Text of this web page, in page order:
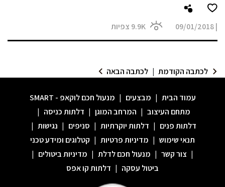
|
09/01/2018
9.9K צפיות
לכתבה הקודמת | לכתבה הבאה
עמוד הבית | מבצעים | מנעול חכם לוקאפ - SMART
מתחם העיצוב | המרחב המוגן | דלתות כניסה |
דלתות פנים | דלתות יוקרתיות | סניפים | נגישות |
תנאי שימוש | מדיניות פרטיות | קטלוגים ומידע טכני
| צור קשר | מנעול חכם לדלת | מדיניות ביטולים |
ביטול עסקה | דלתות קו אפס